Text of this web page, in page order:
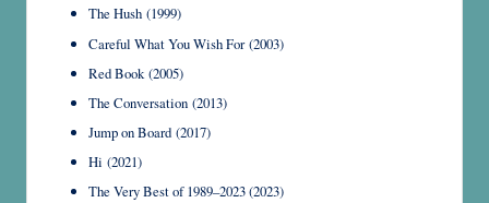
The Hush (1999)
Careful What You Wish For (2003)
Red Book (2005)
The Conversation (2013)
Jump on Board (2017)
Hi (2021)
The Very Best of 1989–2023 (2023)